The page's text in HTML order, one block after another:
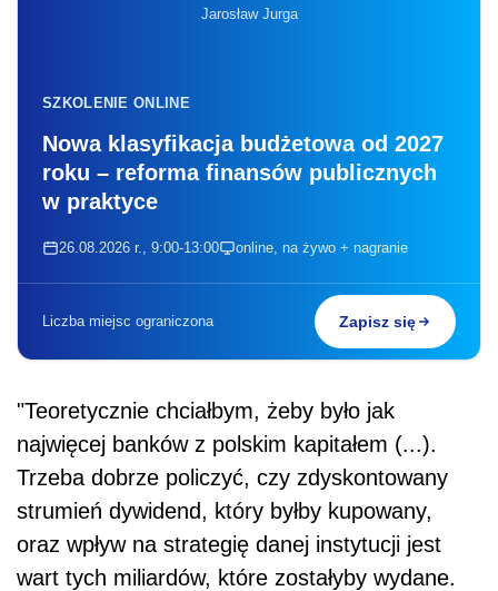
Jarosław Jurga
SZKOLENIE ONLINE
Nowa klasyfikacja budżetowa od 2027
roku – reforma finansów publicznych
w praktyce
26.08.2026 r., 9:00-13:00 online, na żywo + nagranie
Liczba miejsc ograniczona Zapisz się
"Teoretycznie chciałbym, żeby było jak
najwięcej banków z polskim kapitałem (...).
Trzeba dobrze policzyć, czy zdyskontowany
strumień dywidend, który byłby kupowany,
oraz wpływ na strategię danej instytucji jest
wart tych miliardów, które zostałyby wydane.